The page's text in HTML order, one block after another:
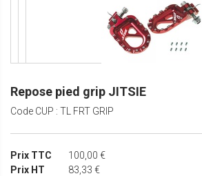
Repose pied grip JITSIE
Code CUP : TL FRT GRIP
Prix TTC
100,00 €
Prix HT
83,33 €